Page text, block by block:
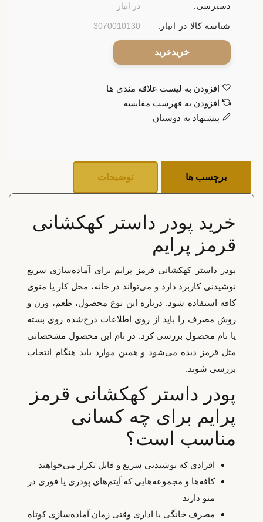
دسترسی: در انبار
شناسه کالا در انبار: 3070010130
خرید
افزودن به لیست علاقه مندی ها
افزودن به فهرست مقایسه
پیشنهاد به دوستان
توضیحات برچسب ها
خرید پودر داستر کهکشانی
قرمز پرایم
پودر داستر کهکشانی قرمز پرایم برای آماده‌سازی سریع
نوشیدنی کاربرد دارد و می‌تواند در خانه، محل کار یا منوی
کافه استفاده شود. درباره این نوع محصول، طعم، وزن و
روش مصرف را باید از روی اطلاعات درج‌شده روی بسته
یا نام محصول بررسی کرد. در نام این محصول مشخصاتی
مثل قرمز دیده می‌شود و همین موارد باید هنگام انتخاب
بررسی شوند.
پودر داستر کهکشانی قرمز
پرایم برای چه کسانی
مناسب است؟
افرادی که نوشیدنی سریع و قابل تکرار می‌خواهند
کافه‌ها و مجموعه‌هایی که آیتم‌های پودری یا فوری در
منو دارند
مصرف خانگی یا اداری وقتی زمان آماده‌سازی کوتاه